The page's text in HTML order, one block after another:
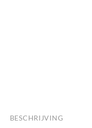
BESCHRIJVING